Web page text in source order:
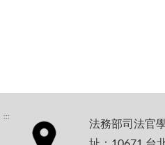
:::
法務部司法官